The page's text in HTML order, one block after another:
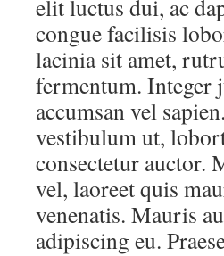
elit luctus dui, ac
congue facilisis
lacinia sit amet,
fermentum. Integer
accumsan vel
vestibulum ut,
consectetur auctor.
vel, laoreet quis
venenatis. Mauris
adipiscing eu.